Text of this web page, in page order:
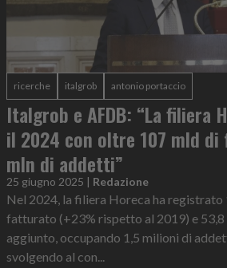
ricerche italgrob antonio portaccio
Italgrob e AFDB: “La filiera
il 2024 con oltre 107 mld
mln di addetti”
25 giugno 2025 | Redazione
Nel 2024, la filiera Horeca ha registrato
fatturato (+23% rispetto al 2019) e
aggiunto, occupando 1,5 milioni di
svolgendo al con...